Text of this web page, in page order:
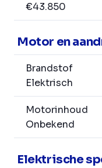
€43.850
Motor en
Brandstof
Elektrisch
Motorinhoud
Onbekend
Elektrische